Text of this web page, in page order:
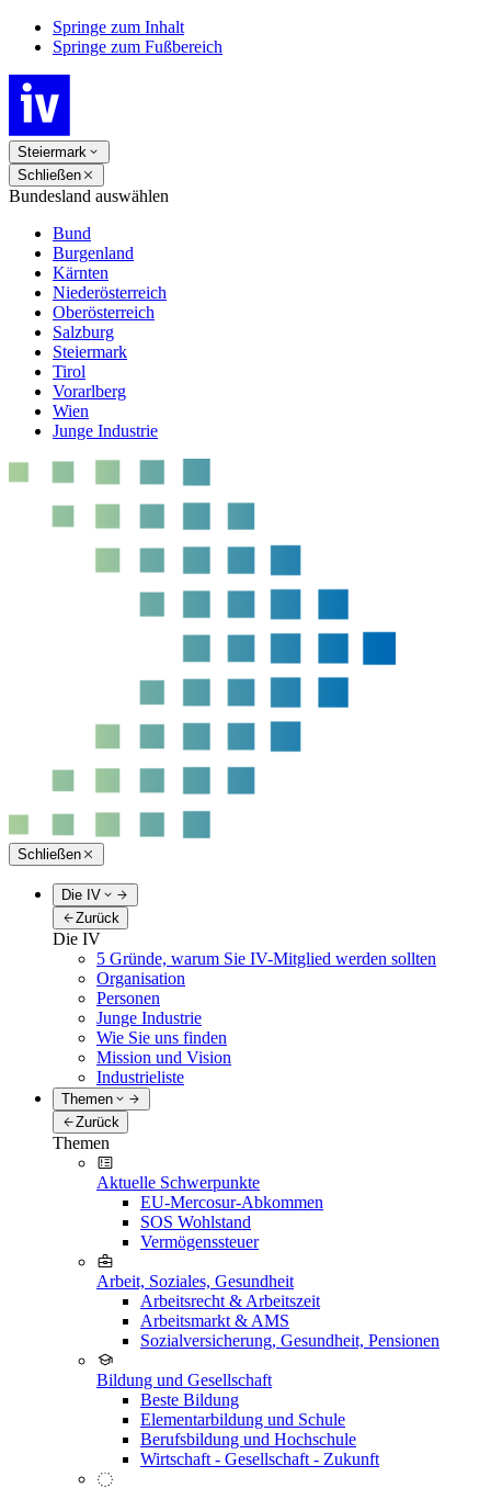
Springe zum Inhalt
Springe zum Fußbereich
Steiermark
Schließen
Bundesland auswählen
Bund
Burgenland
Kärnten
Niederösterreich
Oberösterreich
Salzburg
Steiermark
Tirol
Vorarlberg
Wien
Junge Industrie
Schließen
Die IV
Zurück
Die IV
5 Gründe, warum Sie IV-Mitglied werden sollten
Organisation
Personen
Junge Industrie
Wie Sie uns finden
Mission und Vision
Industrieliste
Themen
Zurück
Themen
Aktuelle Schwerpunkte
EU-Mercosur-Abkommen
SOS Wohlstand
Vermögenssteuer
Arbeit, Soziales, Gesundheit
Arbeitsrecht & Arbeitszeit
Arbeitsmarkt & AMS
Sozialversicherung, Gesundheit, Pensionen
Bildung und Gesellschaft
Beste Bildung
Elementarbildung und Schule
Berufsbildung und Hochschule
Wirtschaft - Gesellschaft - Zukunft